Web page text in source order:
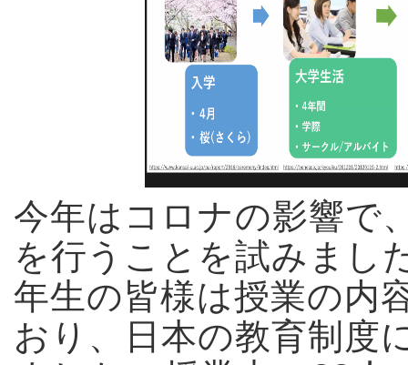
今年はコロナの影響で
を行うことを試みまし
年生の皆様は授業の内
おり、日本の教育制度